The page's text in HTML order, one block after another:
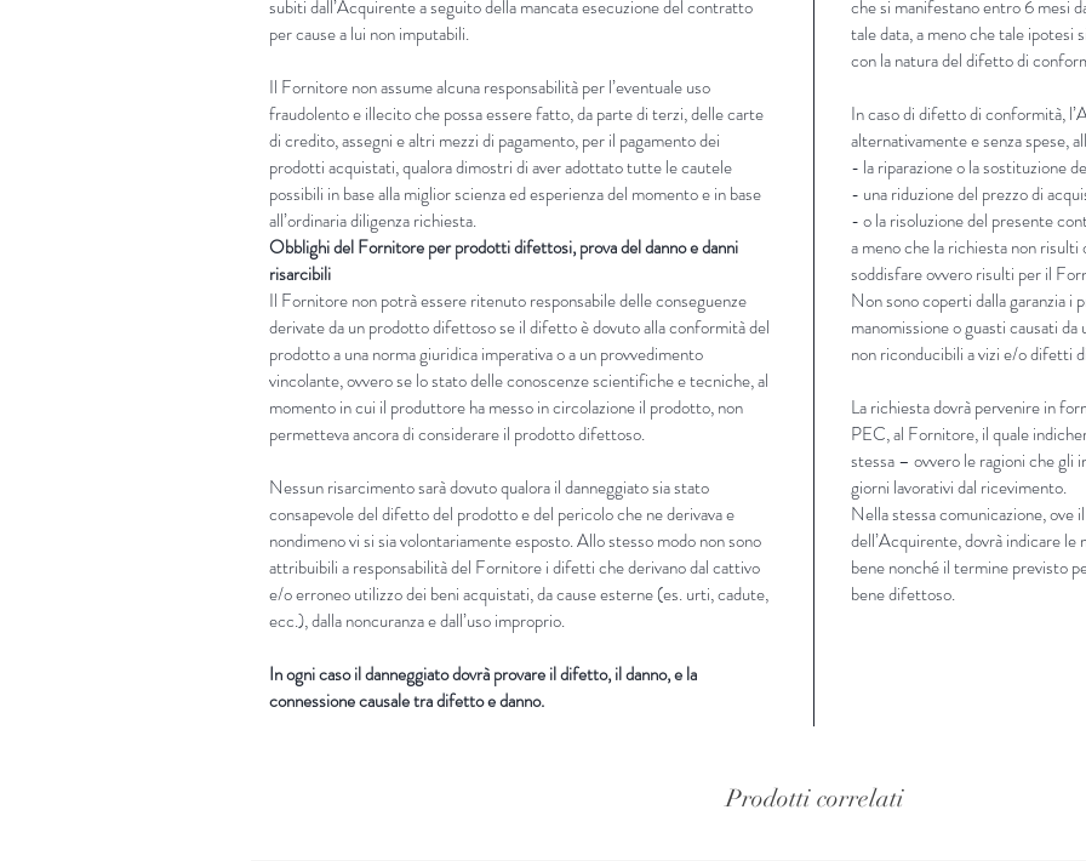
subiti dall’Acquirente a seguito della mancata esecuzione del contratto
per cause a lui non imputabili.
Il Fornitore non assume alcuna responsabilità per l’eventuale uso
fraudolento e illecito che possa essere fatto, da parte di terzi, delle carte
di credito, assegni e altri mezzi di pagamento, per il pagamento dei
prodotti acquistati, qualora dimostri di aver adottato tutte le cautele
possibili in base alla miglior scienza ed esperienza del momento e in base
all’ordinaria diligenza richiesta.
Obblighi del Fornitore per prodotti difettosi, prova del danno e danni
risarcibili
Il Fornitore non potrà essere ritenuto responsabile delle conseguenze
derivate da un prodotto difettoso se il difetto è dovuto alla conformità del
prodotto a una norma giuridica imperativa o a un provvedimento
vincolante, ovvero se lo stato delle conoscenze scientifiche e tecniche, al
momento in cui il produttore ha messo in circolazione il prodotto, non
permetteva ancora di considerare il prodotto difettoso.
Nessun risarcimento sarà dovuto qualora il danneggiato sia stato
consapevole del difetto del prodotto e del pericolo che ne derivava e
nondimeno vi si sia volontariamente esposto. Allo stesso modo non sono
attribuibili a responsabilità del Fornitore i difetti che derivano dal cattivo
e/o erroneo utilizzo dei beni acquistati, da cause esterne (es. urti, cadute,
ecc.), dalla noncuranza e dall’uso improprio.
In ogni caso il danneggiato dovrà provare il difetto, il danno, e la
connessione causale tra difetto e danno.
che si manifestano entro 6 mesi
tale data, a meno che tale ipotesi
con la natura del difetto di
In caso di difetto di conformità,
alternativamente e senza spese,
- la riparazione o la sostituzione
- una riduzione del prezzo di
- o la risoluzione del presente
a meno che la richiesta non
soddisfare ovvero risulti per il
Non sono coperti dalla garanzia i
manomissione o guasti causati
non riconducibili a vizi e/o difetti
La richiesta dovrà pervenire in
PEC, al Fornitore, il quale
stessa – ovvero le ragioni che gli
giorni lavorativi dal ricevimento.
Nella stessa comunicazione,
dell’Acquirente, dovrà indicare
bene nonché il termine previsto
bene difettoso.
Prodotti correlati